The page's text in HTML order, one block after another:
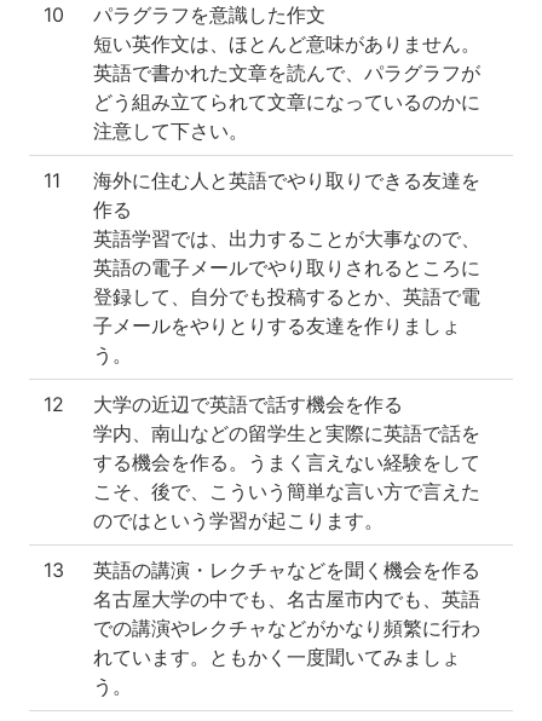
10
パラグラフを意識した作文
短い英作文は、ほとんど意味がありません。
英語で書かれた文章を読んで、パラグラフが
どう組み立てられて文章になっているのかに
注意して下さい。
11
海外に住む人と英語でやり取りできる友達を
作る
英語学習では、出力することが大事なので、
英語の電子メールでやり取りされるところに
登録して、自分でも投稿するとか、英語で電
子メールをやりとりする友達を作りましょ
う。
12
大学の近辺で英語で話す機会を作る
学内、南山などの留学生と実際に英語で話を
する機会を作る。うまく言えない経験をして
こそ、後で、こういう簡単な言い方で言えた
のではという学習が起こります。
13
英語の講演・レクチャなどを聞く機会を作る
名古屋大学の中でも、名古屋市内でも、英語
での講演やレクチャなどがかなり頻繁に行わ
れています。ともかく一度聞いてみましょ
う。